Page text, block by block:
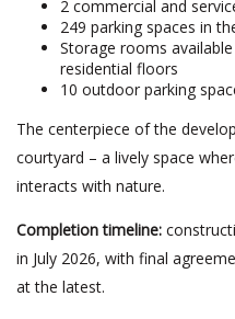
2 commercial and
249 parking spaces in
Storage rooms
residential floors
10 outdoor parking
The centerpiece of the
courtyard – a lively space
interacts with nature.
Completion timeline:
in July 2026, with final
at the latest.